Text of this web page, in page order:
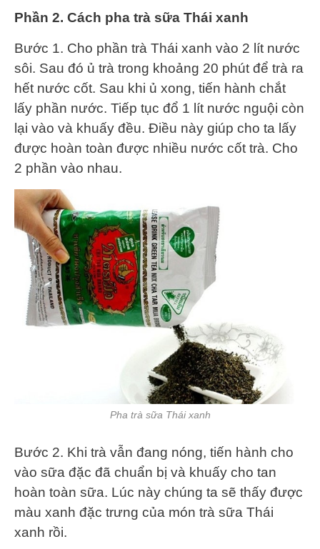
Phần 2. Cách pha trà sữa Thái xanh
Bước 1. Cho phần trà Thái xanh vào 2 lít nước
sôi. Sau đó ủ trà trong khoảng 20 phút để trà ra
hết nước cốt. Sau khi ủ xong, tiến hành chắt
lấy phần nước. Tiếp tục đổ 1 lít nước nguội còn
lại vào và khuấy đều. Điều này giúp cho ta lấy
được hoàn toàn được nhiều nước cốt trà. Cho
2 phần vào nhau.
Pha trà sữa Thái xanh
Bước 2. Khi trà vẫn đang nóng, tiến hành cho
vào sữa đặc đã chuẩn bị và khuấy cho tan
hoàn toàn sữa. Lúc này chúng ta sẽ thấy được
màu xanh đặc trưng của món trà sữa Thái
xanh rồi.